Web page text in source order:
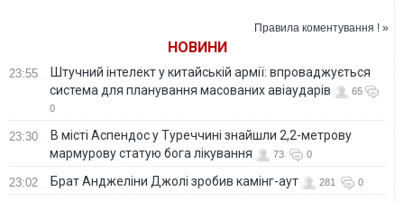
Правила коментування ! »
НОВИНИ
23:55
Штучний інтелект у китайській армії: впроваджується
система для планування масованих авіаударів
65
0
23:30
В місті Аспендос у Туреччині знайшли 2,2-метрову
мармурову статую бога лікування
73 0
23:02 Брат Анджеліни Джолі зробив камінг-аут 281 0